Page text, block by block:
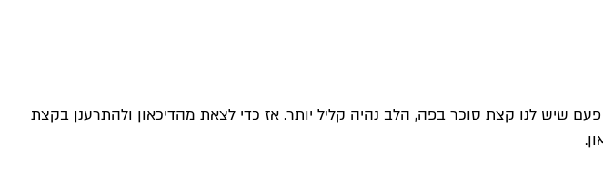
שיש לנו קצת סוכר בפה, הלב נהיה קליל יותר. אז כדי לצאת מהדיכאון ולהתרענן בקצת